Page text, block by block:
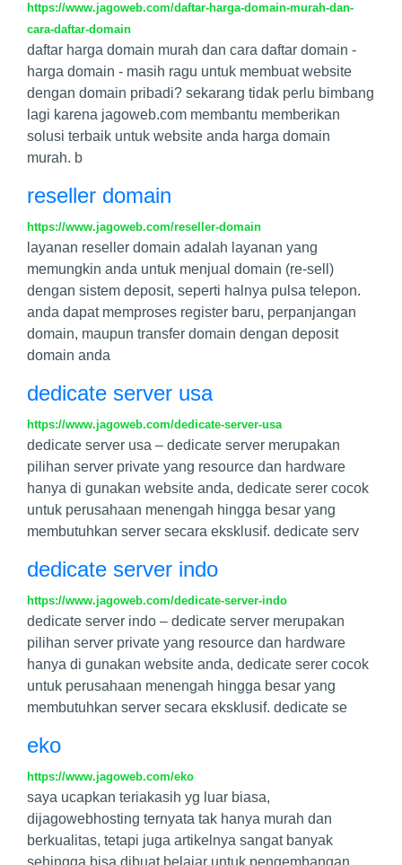
https://www.jagoweb.com/daftar-harga-domain-murah-dan-
cara-daftar-domain
daftar harga domain murah dan cara daftar domain -
harga domain - masih ragu untuk membuat website
dengan domain pribadi? sekarang tidak perlu bimbang
lagi karena jagoweb.com membantu memberikan
solusi terbaik untuk website anda harga domain
murah. b
reseller domain
https://www.jagoweb.com/reseller-domain
layanan reseller domain adalah layanan yang
memungkin anda untuk menjual domain (re-sell)
dengan sistem deposit, seperti halnya pulsa telepon.
anda dapat memproses register baru, perpanjangan
domain, maupun transfer domain dengan deposit
domain anda
dedicate server usa
https://www.jagoweb.com/dedicate-server-usa
dedicate server usa – dedicate server merupakan
pilihan server private yang resource dan hardware
hanya di gunakan website anda, dedicate serer cocok
untuk perusahaan menengah hingga besar yang
membutuhkan server secara eksklusif. dedicate serv
dedicate server indo
https://www.jagoweb.com/dedicate-server-indo
dedicate server indo – dedicate server merupakan
pilihan server private yang resource dan hardware
hanya di gunakan website anda, dedicate serer cocok
untuk perusahaan menengah hingga besar yang
membutuhkan server secara eksklusif. dedicate se
eko
https://www.jagoweb.com/eko
saya ucapkan teriakasih yg luar biasa,
dijagowebhosting ternyata tak hanya murah dan
berkualitas, tetapi juga artikelnya sangat banyak
sehingga bisa dibuat belajar untuk pengembangan